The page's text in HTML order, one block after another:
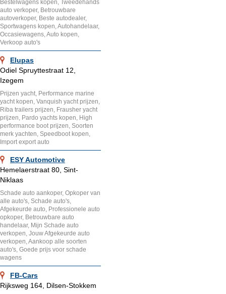
Bestelwagens kopen, Tweedehands
auto verkoper, Betrouwbare
autoverkoper, Beste autodealer,
Sportwagens kopen, Autohandelaar,
Occasiewagens, Auto kopen,
Verkoop auto's
Elupas
Odiel Spruyttestraat 12,
Izegem
Prijzen yacht, Performance marine
yacht kopen, Vanquish yacht prijzen,
Riba trailers prijzen, Frausher yacht
prijzen, Pardo yachts kopen, High
performance boot prijzen, Soorten
merk yachten, Speedboot kopen,
Import export auto
ESY Automotive
Hemelaerstraat 80, Sint-
Niklaas
Schade auto aankoper, Opkoper van
alle auto's, Schade auto's,
Afgekeurde auto, Professionele auto
opkoper, Betrouwbare auto
handelaar, Mijn Schade auto
verkopen, Jouw Afgekeurde auto
verkopen, Aankoop alle soorten
auto's, Goede prijs voor schade
wagens
FB-Cars
Rijksweg 164, Dilsen-Stokkem